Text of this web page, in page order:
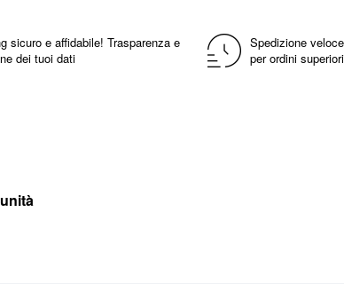
sicuro e affidabile! Trasparenza e
dei tuoi dati
Spedizione
per ordini